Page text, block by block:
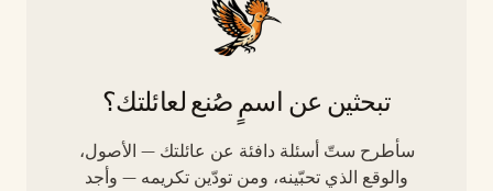
تبحثين عن اسمٍ صُنع لعائلتك؟
سأطرح ستّ أسئلة دافئة عن عائلتك — الأصول،
والوقع الذي تحبّينه، ومن تودّين تكريمه — وأجد